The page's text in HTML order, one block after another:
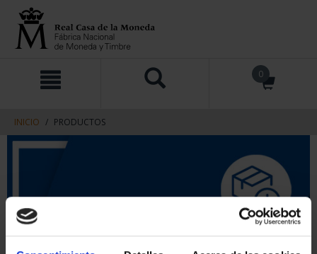
contenido
navegacin
0
INICIO PRODUCTOS